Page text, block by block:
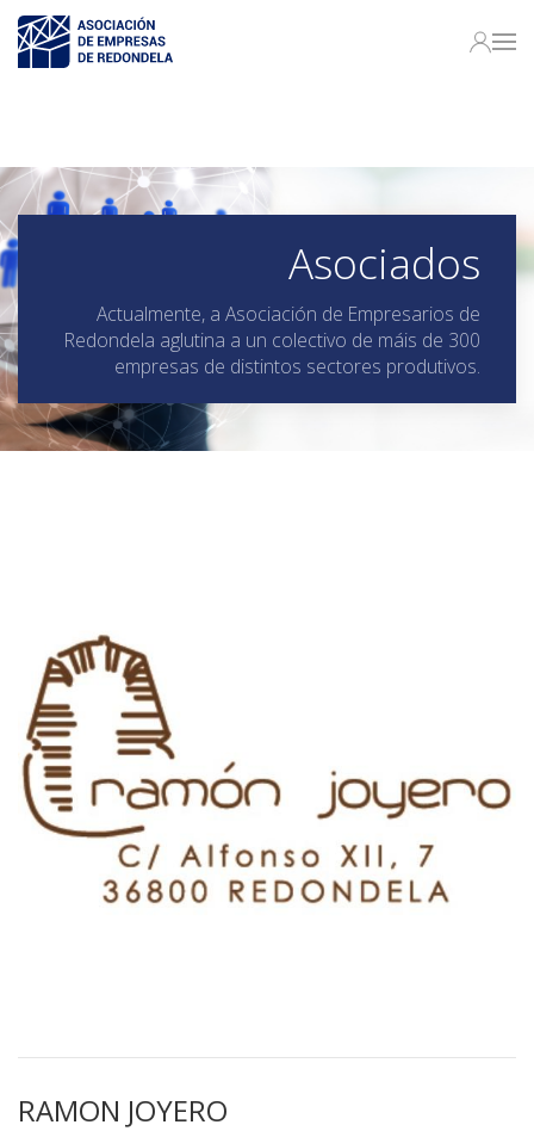
Asociados
Actualmente, a Asociación de Empresarios de
Redondela aglutina a un colectivo de máis de 300
empresas de distintos sectores produtivos.
RAMON JOYERO